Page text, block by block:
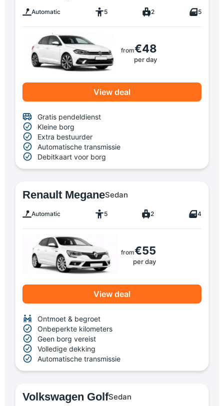
Automatic 5 2 5
from€48
per day
View deal
Gratis pendeldienst
Kleine borg
Extra bestuurder
Automatische transmissie
Debitkaart voor borg
Renault MeganeSedan
Automatic 5 2 4
from€55
per day
View deal
Ontmoet & begroet
Onbeperkte kilometers
Geen borg vereist
Volledige dekking
Automatische transmissie
Volkswagen GolfSedan